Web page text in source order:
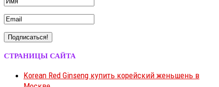
СТРАНИЦЫ САЙТА
Korean Red Ginseng купить корейский женьшень в